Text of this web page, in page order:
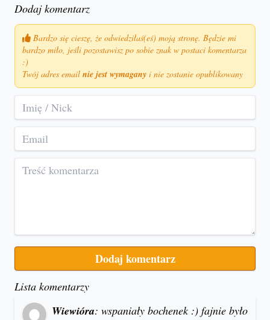
Dodaj komentarz
Bardzo się cieszę, że odwiedziłaś(eś) moją stronę. Będzie mi
bardzo miło, jeśli pozostawisz po sobie znak w postaci komentarza
:)
Twój adres email nie jest wymagany i nie zostanie opublikowany
Lista komentarzy
Wiewióra: wspaniały bochenek :) fajnie było